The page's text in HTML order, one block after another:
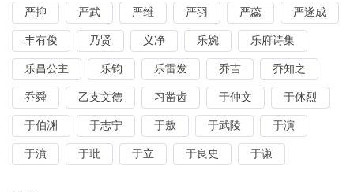
严抑 严武 严维 严羽 严蕊 严遂成
丰有俊 乃贤 义净 乐婉 乐府诗集
乐昌公主 乐钧 乐雷发 乔吉 乔知之
乔舜 乙支文德 习凿齿 于仲文 于休烈
于伯渊 于志宁 于敖 于武陵 于演
于濆 于玭 于立 于良史 于谦